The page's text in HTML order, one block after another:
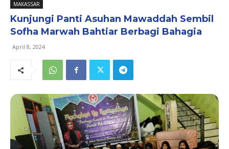
MAKASSAR
Kunjungi Panti Asuhan Mawaddah Sembil
Sofha Marwah Bahtiar Berbagi Bahagia
April 8, 2024